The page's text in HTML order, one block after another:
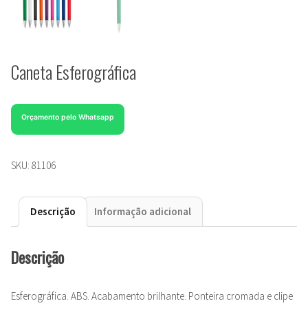
Caneta Esferográfica
Orçamento pelo Whatsapp
SKU: 81106
Descrição Informação adicional
Descrição
Esferográfica. ABS. Acabamento brilhante. Ponteira cromada e clipe